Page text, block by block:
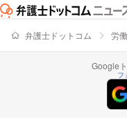
弁護士ドットコム 労働
Google
フ